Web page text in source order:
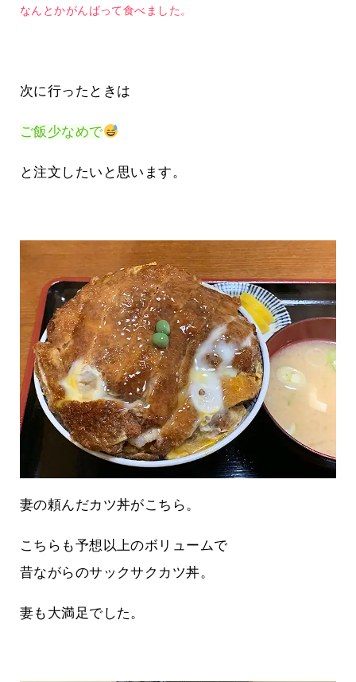
なんとかがんばって食べました。
次に行ったときは
ご飯少なめで
と注文したいと思います。
妻の頼んだカツ丼がこちら。
こちらも予想以上のボリュームで
昔ながらのサックサクカツ丼。
妻も大満足でした。